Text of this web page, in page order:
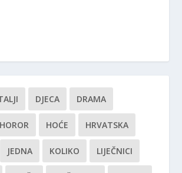
DJECA DRAMA
HOROR HOĆE HRVATSKA
JEDNA KOLIKO LIJEČNICI